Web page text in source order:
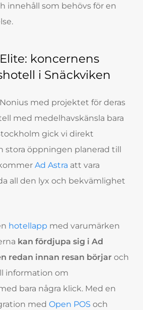
innehåll som behövs för en
koncernens
i Snäckviken
med projektet för deras
med medelhavskänsla bara
gick vi direkt
stora öppningen planerad till
Ad Astra att vara
all den lyx och bekvämlighet
hotellapp med varumärken
kan fördjupa sig i Ad
redan innan resan börjaroch
information om
bara några klick. Med en
med Open POS och